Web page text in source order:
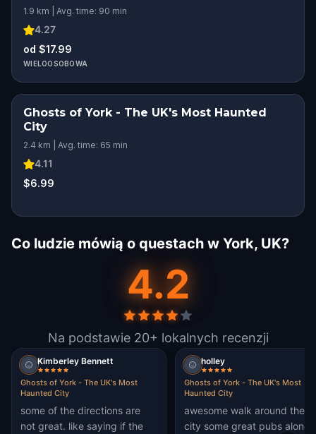
1.9 km | Avg. time: 90 min
4.27
od $17.99
WIELOOSOBOWA
Ghosts of York - The UK's Most Haunted
City
2.4 km | Avg. time: 65 min
4.11
$6.99
Co ludzie mówią o questach w York, UK?
4.2
Na podstawie 20+ lokalnych recenzji
Kimberley Bennett
Ghosts of York - The UK's Most
Haunted City
some of the directions are
not great. like saying if the
holley
Ghosts of York - The UK's Most
Haunted City
awesome walk around the
city some great pubs along